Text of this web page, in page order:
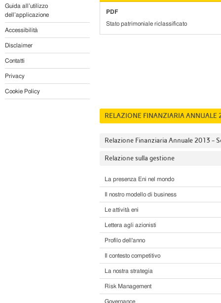
Guida all’utilizzo
dell’applicazione
Accessibilità
Disclaimer
Contatti
Privacy
Cookie Policy
PDF
Stato patrimoniale riclassificato
RELAZIONE FINANZIARIA ANNUALE
Relazione Finanziaria Annuale 2013 –
Relazione sulla gestione
La presenza Eni nel mondo
Il nostro modello di business
Le attività eni
Lettera agli azionisti
Profilo dell'anno
Il contesto competitivo
La nostra strategia
Risk Management
Governance